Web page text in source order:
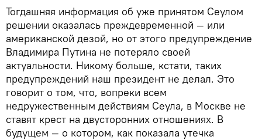
Тогдашняя информация об уже принятом Сеулом
решении оказалась преждевременной — или
американской дезой, но от этого предупреждение
Владимира Путина не потеряло своей
актуальности. Никому больше, кстати, таких
предупреждений наш президент не делал. Это
говорит о том, что, вопреки всем
недружественным действиям Сеула, в Москве не
ставят крест на двусторонних отношениях. В
будущем — о котором, как показала утечка